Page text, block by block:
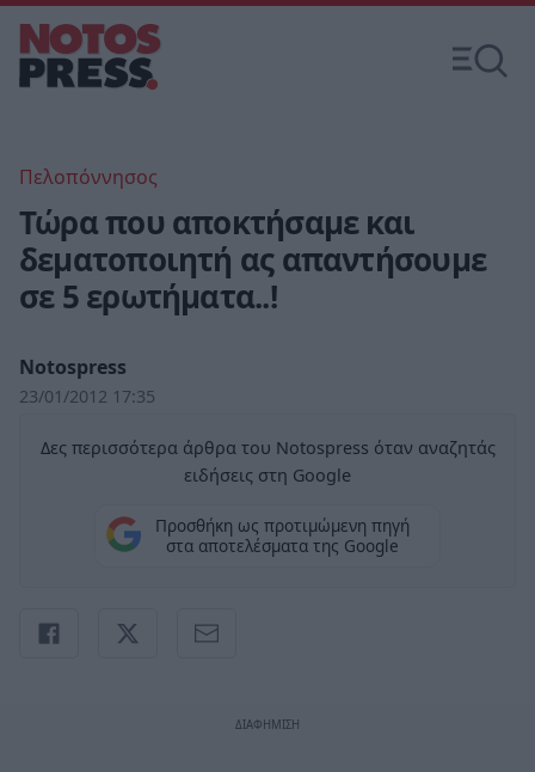
Πελοπόννησος
Τώρα που αποκτήσαμε και
δεματοποιητή ας απαντήσουμε
σε 5 ερωτήματα..!
Notospress
23/01/2012 17:35
Δες περισσότερα άρθρα του Notospress όταν αναζητάς
ειδήσεις στη Google
Προσθήκη ως προτιμώμενη πηγή
στα αποτελέσματα της Google